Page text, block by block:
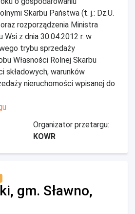
Skarbu Państwa (t. j.: Dz.U.
rozporządzenia Ministra
Wsi z dnia 30.04.2012 r. w
trybu sprzedaży
Własności Rolnej Skarbu
składowych, warunków
nieruchomości wpisanej do
Organizator przetargu:
KOWR
gm. Sławno,